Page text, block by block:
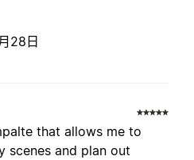
28日
that allows me to
scenes and plan out